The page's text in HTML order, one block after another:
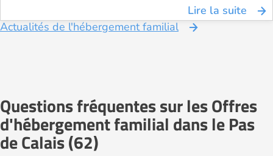
Lire la suite
Actualités de l'hébergement familial
Questions fréquentes sur les Offres
d'hébergement familial dans le Pas
de Calais (62)